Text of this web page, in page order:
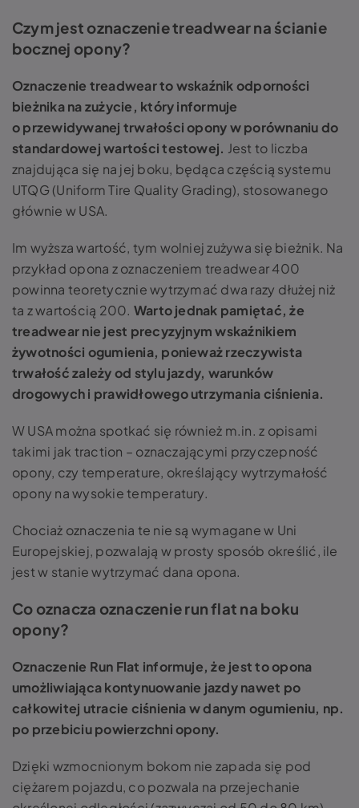
Czym jest oznaczenie treadwear na ścianie
bocznej opony?
Oznaczenie treadwear to wskaźnik odporności
bieżnika na zużycie, który informuje
o przewidywanej trwałości opony w porównaniu do
standardowej wartości testowej. Jest to liczba
znajdująca się na jej boku, będąca częścią systemu
UTQG (Uniform Tire Quality Grading), stosowanego
głównie w USA.
Im wyższa wartość, tym wolniej zużywa się bieżnik. Na
przykład opona z oznaczeniem treadwear 400
powinna teoretycznie wytrzymać dwa razy dłużej niż
ta z wartością 200. Warto jednak pamiętać, że
treadwear nie jest precyzyjnym wskaźnikiem
żywotności ogumienia, ponieważ rzeczywista
trwałość zależy od stylu jazdy, warunków
drogowych i prawidłowego utrzymania ciśnienia.
W USA można spotkać się również m.in. z opisami
takimi jak traction – oznaczającymi przyczepność
opony, czy temperature, określający wytrzymałość
opony na wysokie temperatury.
Chociaż oznaczenia te nie są wymagane w Uni
Europejskiej, pozwalają w prosty sposób określić, ile
jest w stanie wytrzymać dana opona.
Co oznacza oznaczenie run flat na boku
opony?
Oznaczenie Run Flat informuje, że jest to opona
umożliwiająca kontynuowanie jazdy nawet po
całkowitej utracie ciśnienia w danym ogumieniu, np.
po przebiciu powierzchni opony.
Dzięki wzmocnionym bokom nie zapada się pod
ciężarem pojazdu, co pozwala na przejechanie